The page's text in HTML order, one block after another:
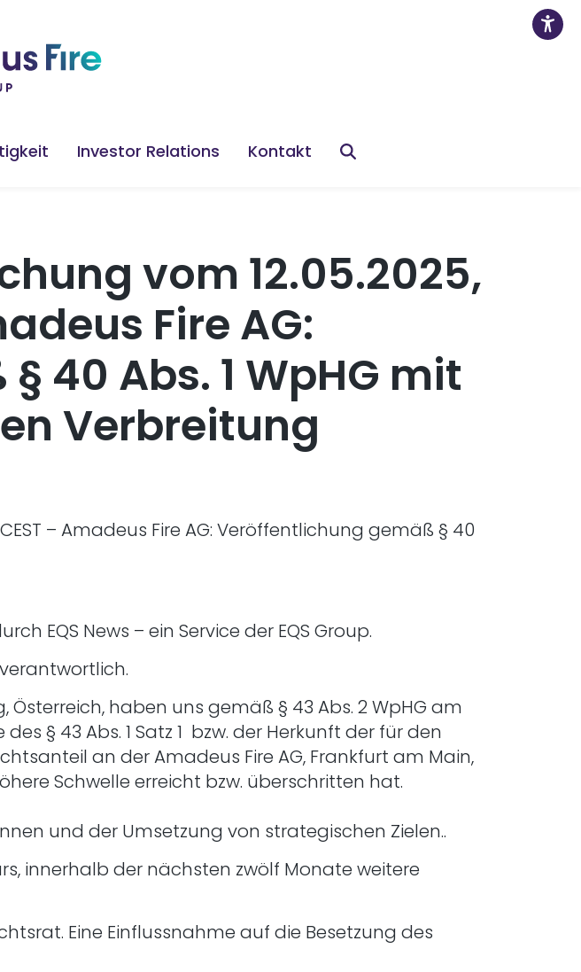
Investor Relations Kontakt
vom 12.05.2025,
Fire AG:
40 Abs. 1 WpHG mit
Verbreitung
– Amadeus Fire AG: Veröffentlichung gemäß § 40
EQS News – ein Service der EQS Group.
Österreich, haben uns gemäß § 43 Abs. 2 WpHG am
§ 43 Abs. 1 Satz 1 bzw. der Herkunft der für den
an der Amadeus Fire AG, Frankfurt am Main,
Schwelle erreicht bzw. überschritten hat.
und der Umsetzung von strategischen Zielen..
innerhalb der nächsten zwölf Monate weitere
Eine Einflussnahme auf die Besetzung des